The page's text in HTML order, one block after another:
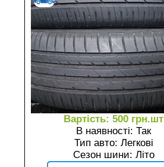
Вартість: 500 грн.шт
В наявності: Так
Тип авто: Легкові
Сезон шини: Літо